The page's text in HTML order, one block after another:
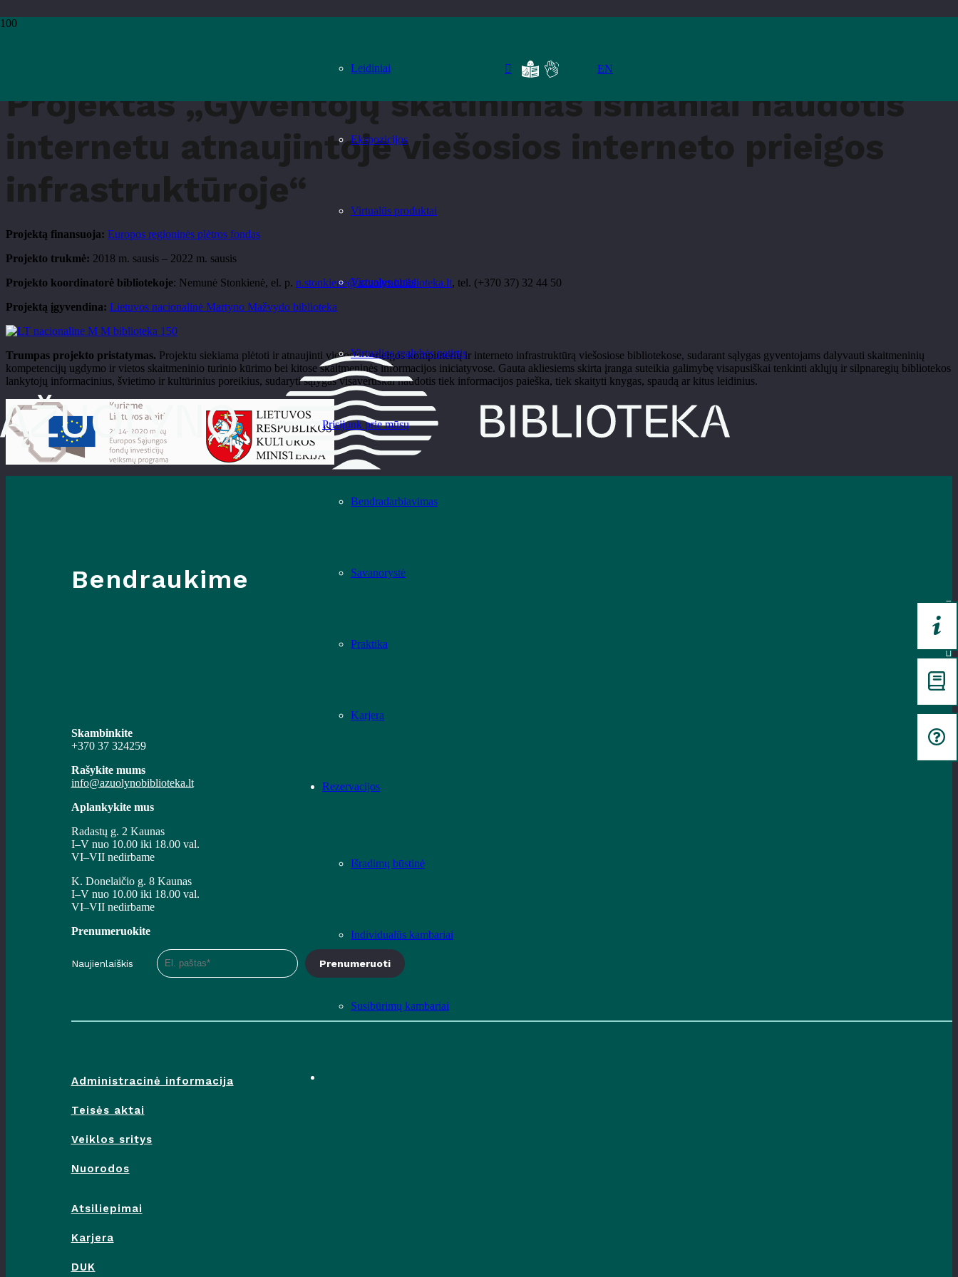
Leidiniai
Ekspozicijos
Virtualūs produktai
Virtualus turas
Virtualios realybės patirtis
Prisijunk prie mūsų
Bendradarbiavimas
Savanorystė
Praktika
Karjera
Rezervacijos
Išradimų būstinė
Individualūs kambariai
Susibūrimų kambariai
EN
Pradžia
Projektas „Gyventojų skatinimas išmaniai naudotis
internetu atnaujintoje viešosios interneto prieigos
infrastruktūroje“
Projektą finansuoja: Europos regioninės plėtros fondas
Projekto trukmė: 2018 m. sausis – 2022 m. sausis
Projekto koordinatorė bibliotekoje: Nemunė Stonkienė, el. p. n.stonkiene@azuolynobiblioteka.lt, tel. (+370 37) 32 44 50
Projektą įgyvendina: Lietuvos nacionalinė Martyno Mažvydo biblioteka
Trumpas projekto pristatymas. Projektu siekiama plėtoti ir atnaujinti viešosios prieigos kompiuterių ir interneto infrastruktūrą viešosiose bibliotekose, sudarant sąlygas gyventojams dalyvauti skaitmeninių
kompetencijų ugdymo ir vietos skaitmeninio turinio kūrimo bei kitose skaitmeninės informacijos iniciatyvose. Gauta akliesiems skirta įranga suteikia galimybę visapusiškai tenkinti aklųjų ir silpnaregių bibliotekos
lankytojų informacinius, švietimo ir kultūrinius poreikius, sudaryti sąlygas visavertiškai naudotis tiek informacijos paieška, tiek skaityti knygas, spaudą ar kitus leidinius.
Bendraukime
Skambinkite
+370 37 324259
Rašykite mums
info@azuolynobiblioteka.lt
Aplankykite mus
Radastų g. 2 Kaunas
I–V nuo 10.00 iki 18.00 val.
VI–VII nedirbame
K. Donelaičio g. 8 Kaunas
I–V nuo 10.00 iki 18.00 val.
VI–VII nedirbame
Prenumeruokite
Naujienlaiškis Prenumeruoti
Administracinė informacija
Teisės aktai
Veiklos sritys
Nuorodos
Atsiliepimai
Karjera
DUK